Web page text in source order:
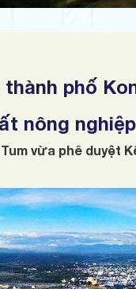
thành phố
nông
Tum vừa phê duyệt